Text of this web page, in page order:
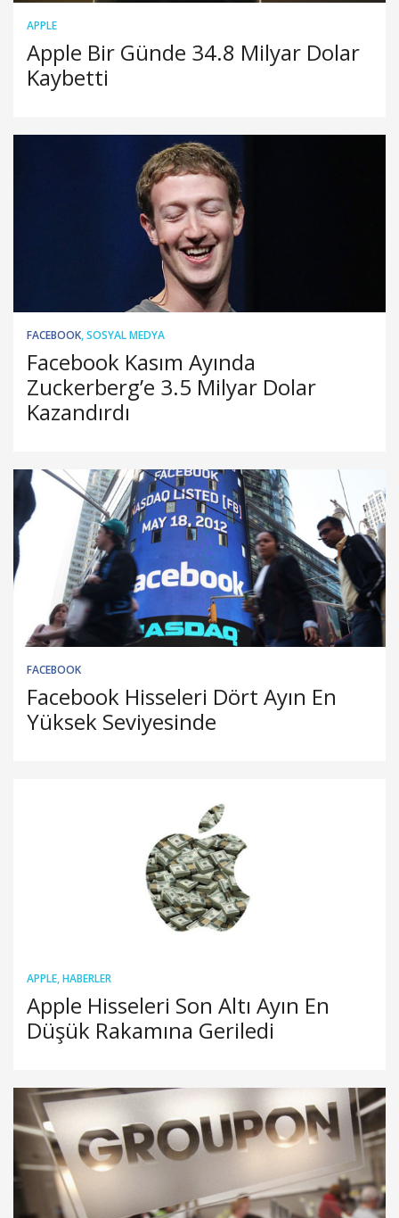
APPLE
Apple Bir Günde 34.8 Milyar Dolar
Kaybetti
FACEBOOK,SOSYAL MEDYA
Facebook Kasım Ayında
Zuckerberg’e 3.5 Milyar Dolar
Kazandırdı
FACEBOOK
Facebook Hisseleri Dört Ayın En
Yüksek Seviyesinde
APPLE,HABERLER
Apple Hisseleri Son Altı Ayın En
Düşük Rakamına Geriledi